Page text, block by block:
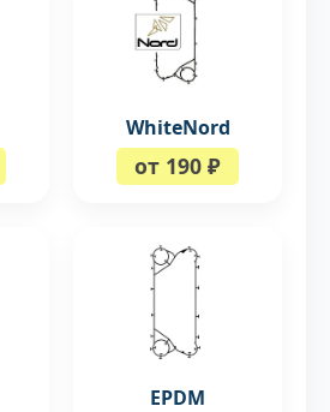
WhiteNord
от 190 ₽
EPDM